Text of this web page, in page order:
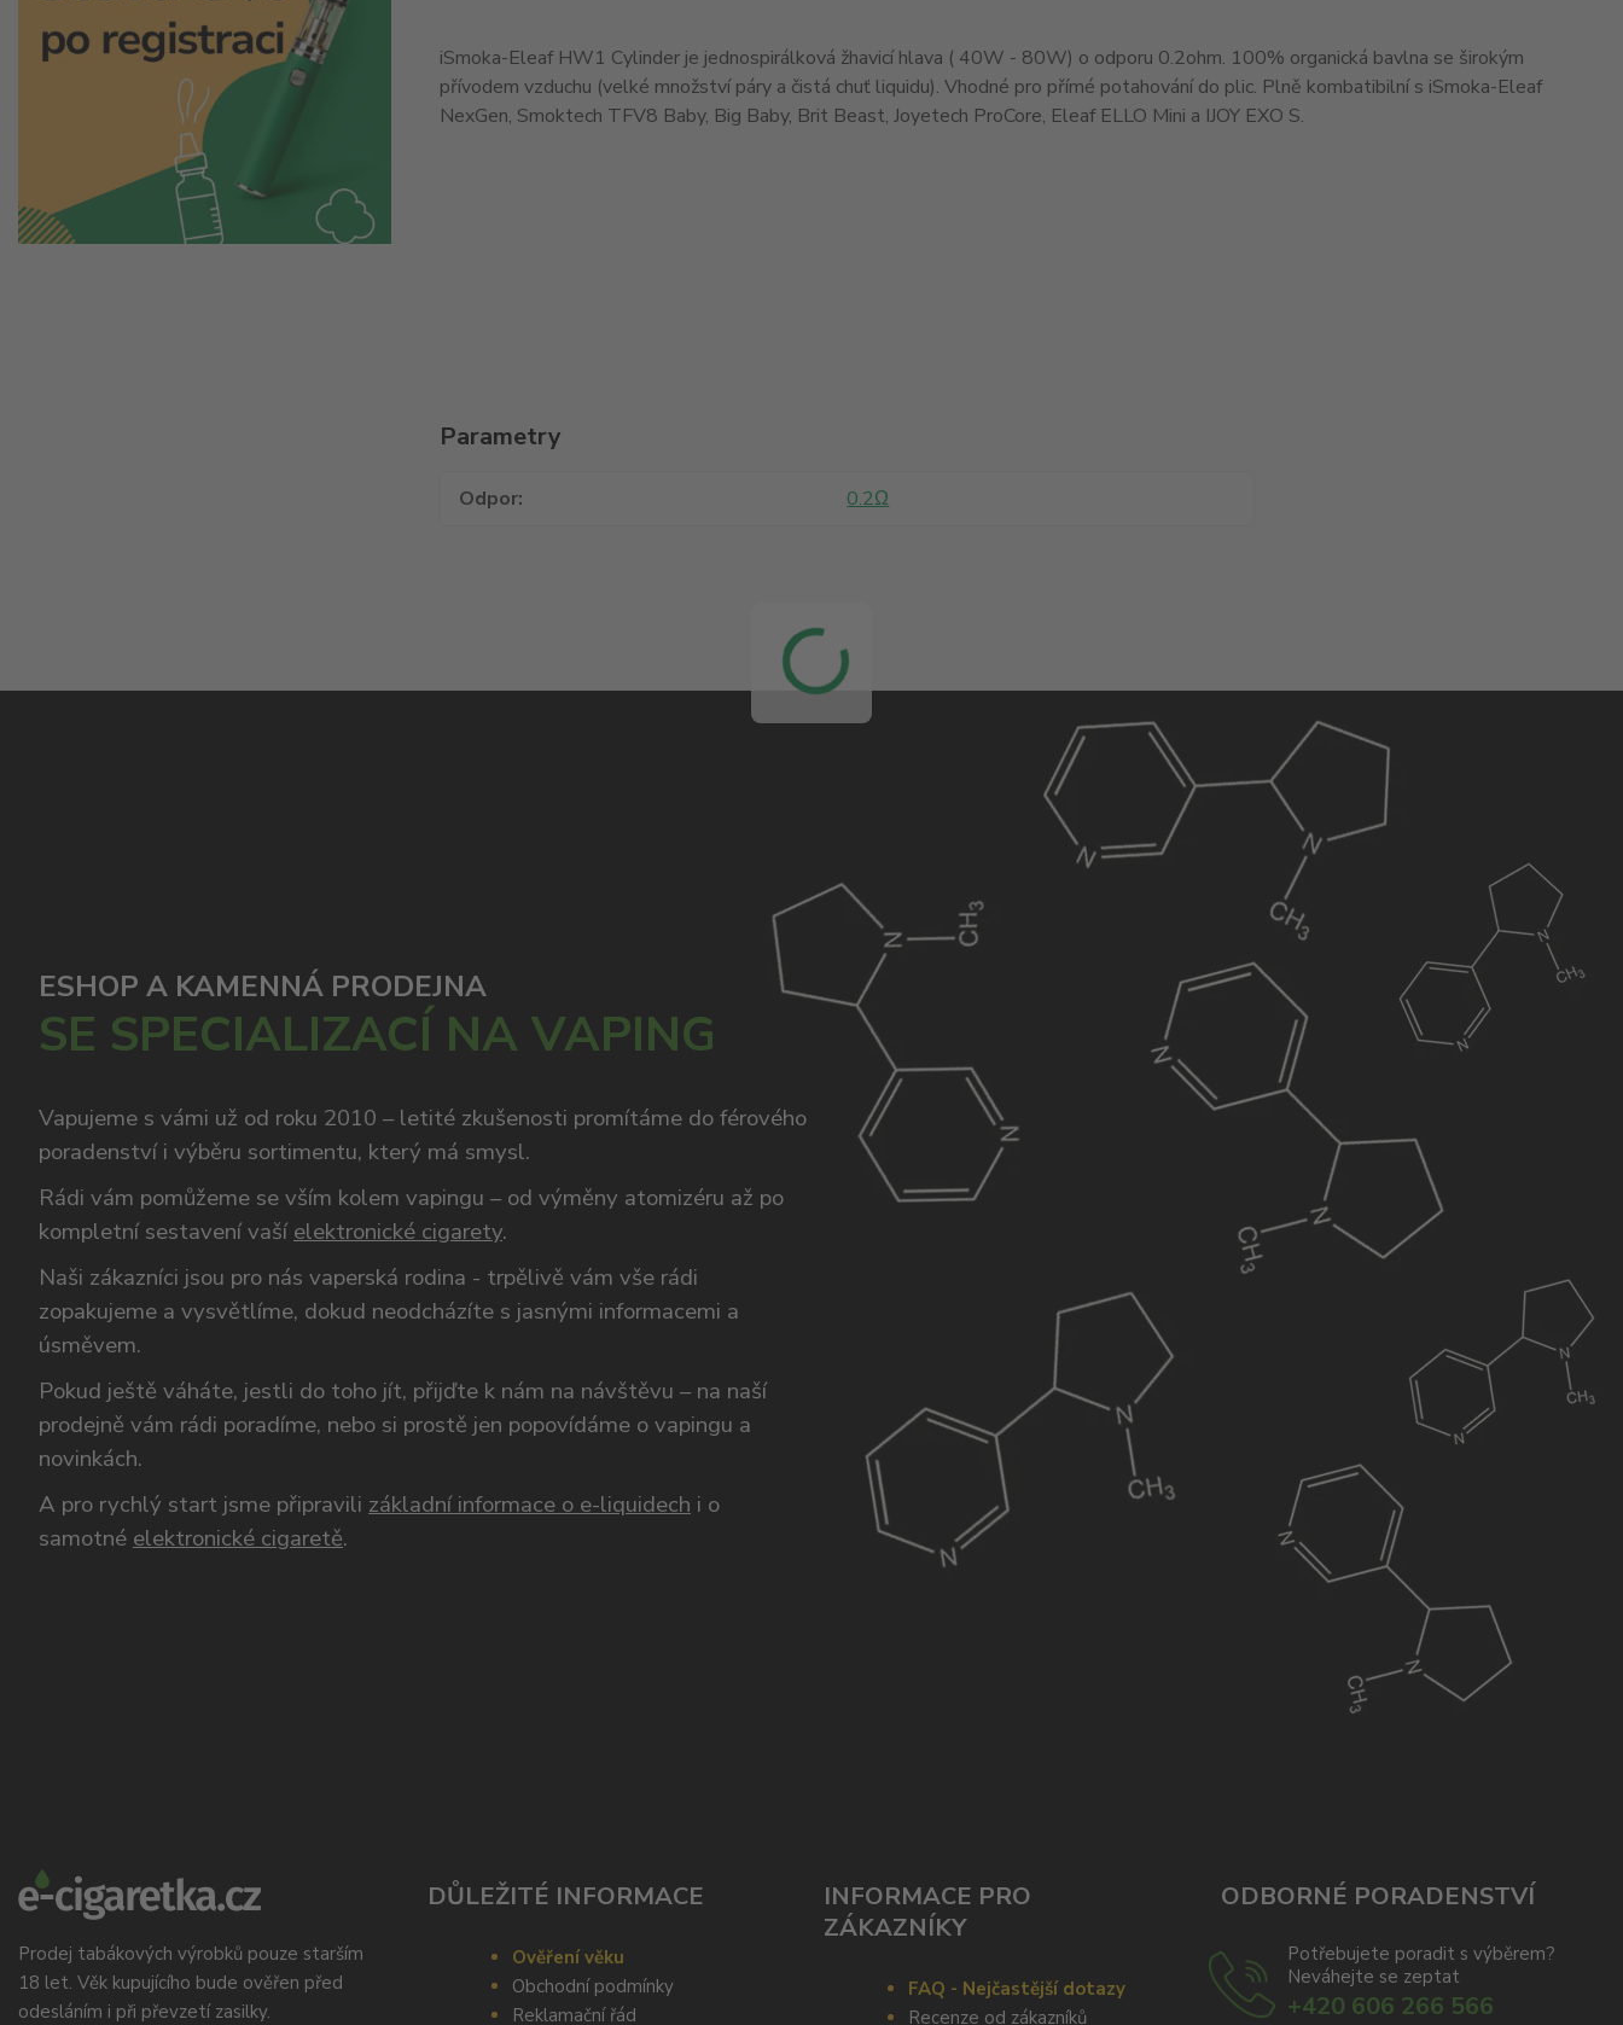
iSmoka-Eleaf HW1 Cylinder je jednospirálková žhavicí hlava ( 40W - 80W) o odporu 0.2ohm. 100% organická bavlna se širokým
přívodem vzduchu (velké množství páry a čistá chuť liquidu). Vhodné pro přímé potahování do plic. Plně kombatibilní s iSmoka-Eleaf
NexGen, Smoktech TFV8 Baby, Big Baby, Brit Beast, Joyetech ProCore, Eleaf ELLO Mini a IJOY EXO S.
Parametry
Odpor 0.2Ω
ESHOP A KAMENNÁ PRODEJNA
SE SPECIALIZACÍ NA VAPING
Vapujeme s vámi už od roku 2010 – letité zkušenosti promítáme do férového
poradenství i výběru sortimentu, který má smysl.
Rádi vám pomůžeme se vším kolem vapingu – od výměny atomizéru až po
kompletní sestavení vaší elektronické cigarety.
Naši zákazníci jsou pro nás vaperská rodina - trpělivě vám vše rádi
zopakujeme a vysvětlíme, dokud neodcházíte s jasnými informacemi a
úsměvem.
Pokud ještě váháte, jestli do toho jít, přijďte k nám na návštěvu – na naší
prodejně vám rádi poradíme, nebo si prostě jen popovídáme o vapingu a
novinkách.
A pro rychlý start jsme připravili základní informace o e-liquidech i o
samotné elektronické cigaretě.
Prodej tabákových výrobků pouze starším
18 let. Věk kupujícího bude ověřen před
odesláním i při převzetí zasilky.
DŮLEŽITÉ INFORMACE
Ověření věku
Obchodní podmínky
Reklamační řád
INFORMACE PRO
ZÁKAZNÍKY
FAQ - Nejčastější dotazy
Recenze od zákazníků
ODBORNÉ PORADENSTVÍ
Potřebujete poradit s výběrem?
Neváhejte se zeptat
+420 606 266 566